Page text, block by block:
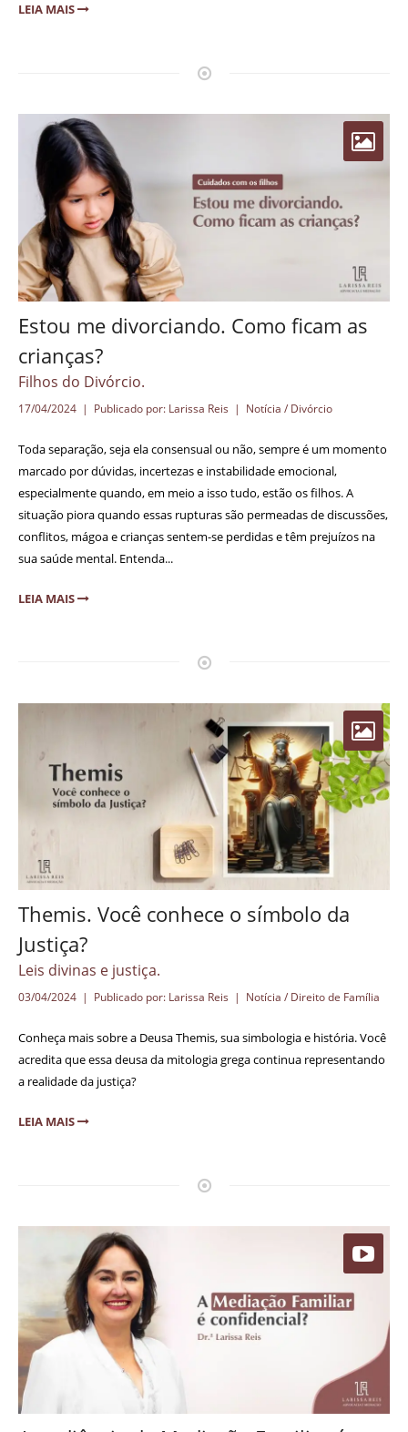
LEIA MAIS
Estou me divorciando. Como ficam as
crianças?
Filhos do Divórcio.
17/04/2024 | Publicado por: Larissa Reis | Notícia / Divórcio
Toda separação, seja ela consensual ou não, sempre é um momento
marcado por dúvidas, incertezas e instabilidade emocional,
especialmente quando, em meio a isso tudo, estão os filhos. A
situação piora quando essas rupturas são permeadas de discussões,
conflitos, mágoa e crianças sentem-se perdidas e têm prejuízos na
sua saúde mental. Entenda...
LEIA MAIS
Themis. Você conhece o símbolo da
Justiça?
Leis divinas e justiça.
03/04/2024 | Publicado por: Larissa Reis | Notícia / Direito de Família
Conheça mais sobre a Deusa Themis, sua simbologia e história. Você
acredita que essa deusa da mitologia grega continua representando
a realidade da justiça?
LEIA MAIS